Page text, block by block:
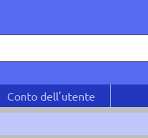
Conto dell'utente